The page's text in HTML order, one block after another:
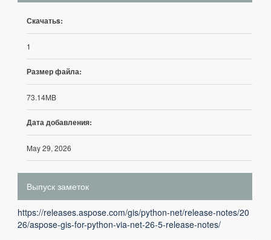
Скачатьs:
1
Размер файла:
73.14MB
Дата добавления:
May 29, 2026
Выпуск заметок
https://releases.aspose.com/gis/python-net/release-notes/20
26/aspose-gis-for-python-via-net-26-5-release-notes/